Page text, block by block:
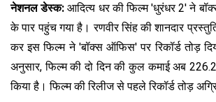
नेशनल डेस्क: आदित्य धर की फिल्म 'धुरंधर 2' ने
के पार पहुंच गया है। रणवीर सिंह की शानदार
कर इस फिल्म ने 'बॉक्स ऑफिस' पर रिकॉर्ड तोड़
अनुसार, फिल्म की दो दिन की कुल कमाई अब
किया है। फिल्म की रिलीज से पहले रिकॉर्ड तोड़